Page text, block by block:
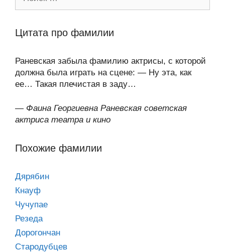
Цитата про фамилии
Раневская забыла фамилию актрисы, с которой
должна была играть на сцене: — Ну эта, как
ее… Такая плечистая в заду…
— Фаина Георгиевна Раневская советская
актриса театра и кино
Похожие фамилии
Дярябин
Кнауф
Чучупае
Резеда
Дорогончан
Стародубцев